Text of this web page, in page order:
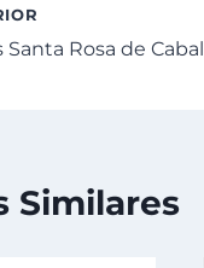
Santa Rosa de Cabal
Similares